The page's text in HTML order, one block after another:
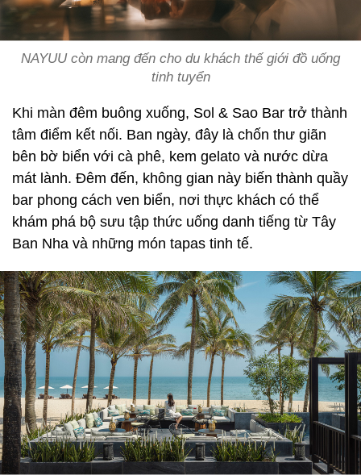
NAYUU còn mang đến cho du khách thế giới đồ uống
tinh tuyển
Khi màn đêm buông xuống, Sol & Sao Bar trở thành
tâm điểm kết nối. Ban ngày, đây là chốn thư giãn
bên bờ biển với cà phê, kem gelato và nước dừa
mát lành. Đêm đến, không gian này biến thành quầy
bar phong cách ven biển, nơi thực khách có thể
khám phá bộ sưu tập thức uống danh tiếng từ Tây
Ban Nha và những món tapas tinh tế.